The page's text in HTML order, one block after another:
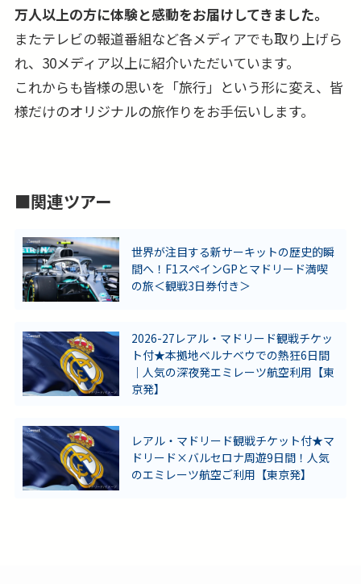
万人以上の方に体験と感動をお届けしてきました。
またテレビの報道番組など各メディアでも取り上げら
れ、30メディア以上に紹介いただいています。
これからも皆様の思いを「旅行」という形に変え、皆
様だけのオリジナルの旅作りをお手伝いします。
■関連ツアー
世界が注目する新サーキットの歴史的瞬
間へ！F1スペインGPとマドリード満喫
の旅＜観戦3日券付き＞
2026-27レアル・マドリード観戦チケッ
ト付★本拠地ベルナベウでの熱狂6日間
｜人気の深夜発エミレーツ航空利用【東
京発】
レアル・マドリード観戦チケット付★マ
ドリード×バルセロナ周遊9日間！人気
のエミレーツ航空ご利用【東京発】